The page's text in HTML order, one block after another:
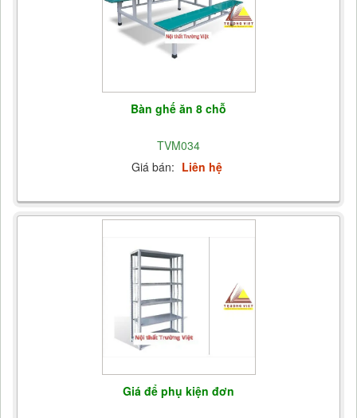
Bàn ghế ăn 8 chỗ
TVM034
Giá bán: Liên hệ
Giá để phụ kiện đơn